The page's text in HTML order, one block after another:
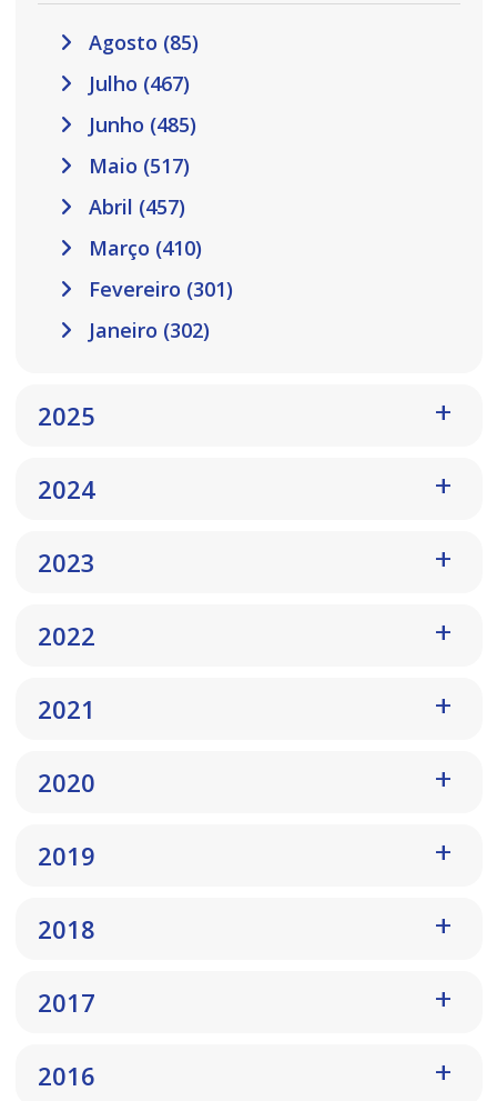
Agosto (85)
Julho (467)
Junho (485)
Maio (517)
Abril (457)
Março (410)
Fevereiro (301)
Janeiro (302)
2025
2024
2023
2022
2021
2020
2019
2018
2017
2016